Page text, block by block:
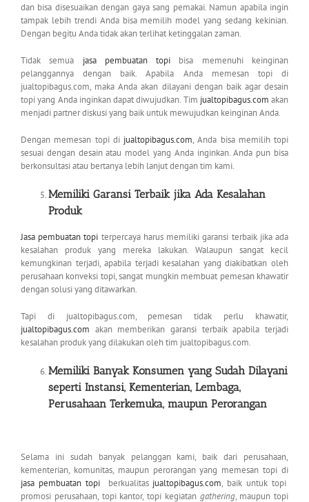
dan bisa disesuaikan dengan gaya sang pemakai. Namun apabila ingin
tampak lebih trendi Anda bisa memilih model yang sedang kekinian.
Dengan begitu Anda tidak akan terlihat ketinggalan zaman.
Tidak semua jasa pembuatan topi bisa memenuhi keinginan
pelanggannya dengan baik. Apabila Anda memesan topi di
jualtopibagus.com, maka Anda akan dilayani dengan baik agar desain
topi yang Anda inginkan dapat diwujudkan. Tim jualtopibagus.com akan
menjadi partner diskusi yang baik untuk mewujudkan keinginan Anda.
Dengan memesan topi dijualtopibagus.com, Anda bisa memilih topi
sesuai dengan desain atau model yang Anda inginkan. Anda pun bisa
berkonsultasi atau bertanya lebih lanjut dengan tim kami.
Memiliki Garansi Terbaik jika Ada Kesalahan
Produk
Jasa pembuatan topi terpercaya harus memiliki garansi terbaik jika ada
kesalahan produk yang mereka lakukan. Walaupun sangat kecil
kemungkinan terjadi, apabila terjadi kesalahan yang diakibatkan oleh
perusahaan konveksi topi, sangat mungkin membuat pemesan khawatir
dengan solusi yang ditawarkan.
Tapi di jualtopibagus.com, pemesan tidak perlu khawatir,
jualtopibagus.com akan memberikan garansi terbaik apabila terjadi
kesalahan produk yang dilakukan oleh tim jualtopibagus.com.
Memiliki Banyak Konsumen yang Sudah Dilayani
seperti Instansi, Kementerian, Lembaga,
Perusahaan Terkemuka, maupun Perorangan
Selama ini sudah banyak pelanggan kami, baik dari perusahaan,
kementerian, komunitas, maupun perorangan yang memesan topi di
jasa pembuatan topi
berkualitas jualtopibagus.com, baik untuk topi
promosi perusahaan, topi kantor, topi kegiatan gathering, maupun topi